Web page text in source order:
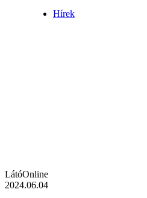
Hírek
LátóOnline
2024.06.04